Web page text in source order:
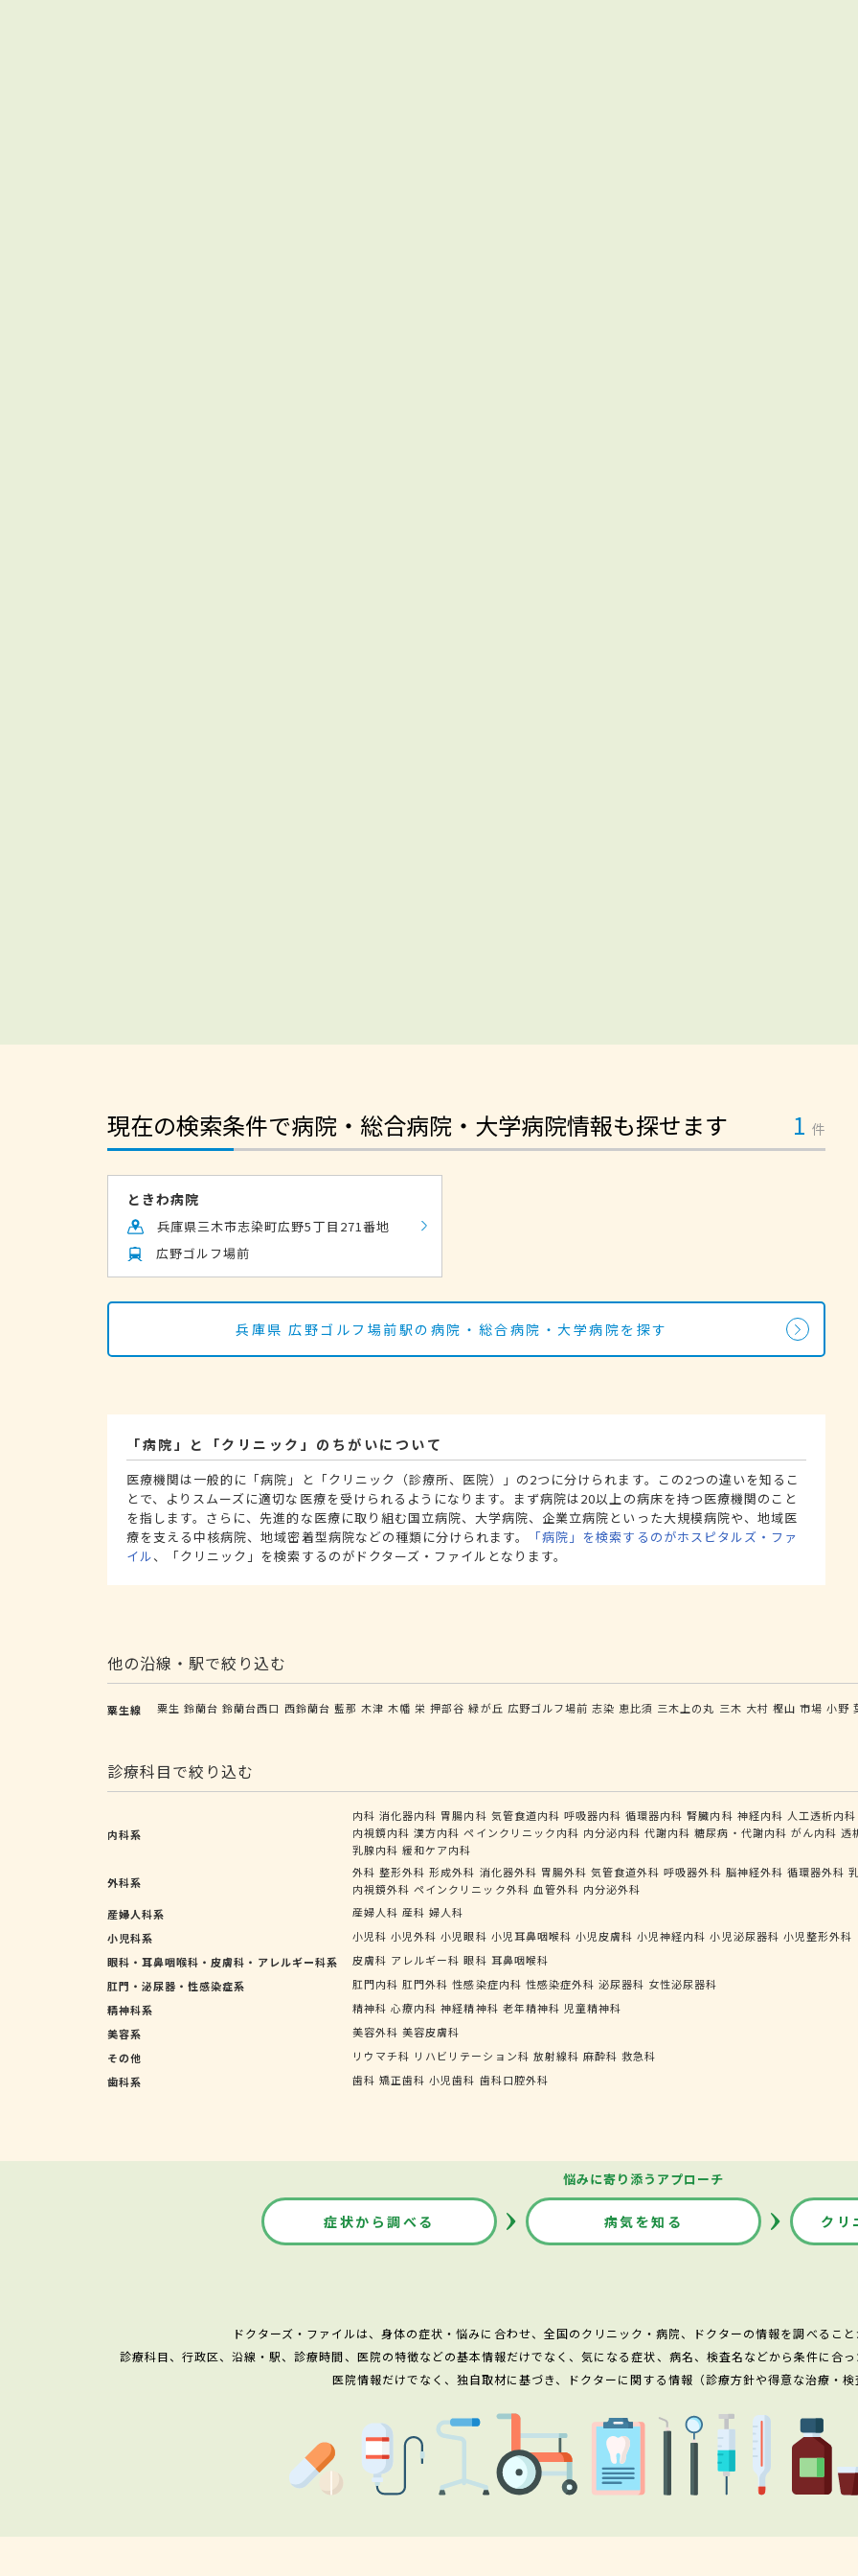
現在の検索条件で病院・総合病院・大学病院情報も探せます 1 件
ときわ病院
兵庫県三木市志染町広野5丁目271番地
広野ゴルフ場前
兵庫県 広野ゴルフ場前駅の病院・総合病院・大学病院を探す
「病院」と「クリニック」のちがいについて
医療機関は一般的に「病院」と「クリニック（診療所、医院）」の2つに分けられます。この2つの違いを知るこ
とで、よりスムーズに適切な医療を受けられるようになります。まず病院は20以上の病床を持つ医療機関のこと
を指します。さらに、先進的な医療に取り組む国立病院、大学病院、企業立病院といった大規模病院や、地域医
療を支える中核病院、地域密着型病院などの種類に分けられます。
「病院」を検索するのがホスピタルズ・ファ
イル、「クリニック」を検索するのがドクターズ・ファイルとなります。
他の沿線・駅で絞り込む
粟生線 粟生 鈴蘭台 鈴蘭台西口 西鈴蘭台 藍那 木津 木幡 栄 押部谷 緑が丘 広野ゴルフ場前 志染 恵比須 三木上の丸 三木 大村 樫山 市場 小野
診療科目で絞り込む
内科系
内科 消化器内科 胃腸内科 気管食道内科 呼吸器内科 循環器内科 腎臓内科 神経内科 人工透析内科
内視鏡内科 漢方内科 ペインクリニック内科 内分泌内科 代謝内科 糖尿病・代謝内科 がん内科 透
乳腺内科 緩和ケア内科
外科系
外科 整形外科 形成外科 消化器外科 胃腸外科 気管食道外科 呼吸器外科 脳神経外科 循環器外科
内視鏡外科 ペインクリニック外科 血管外科 内分泌外科
産婦人科系
産婦人科 産科 婦人科
小児科系
小児科 小児外科 小児眼科 小児耳鼻咽喉科 小児皮膚科 小児神経内科 小児泌尿器科 小児整形外科
眼科・耳鼻咽喉科・皮膚科・アレルギー科系
皮膚科 アレルギー科 眼科 耳鼻咽喉科
肛門・泌尿器・性感染症系
肛門内科 肛門外科 性感染症内科 性感染症外科 泌尿器科 女性泌尿器科
精神科系
精神科 心療内科 神経精神科 老年精神科 児童精神科
美容系
美容外科 美容皮膚科
その他
リウマチ科 リハビリテーション科 放射線科 麻酔科 救急科
歯科系
歯科 矯正歯科 小児歯科 歯科口腔外科
悩みに寄り添うアプローチ
症状から調べる 病気を知る クリ
ドクターズ・ファイルは、身体の症状・悩みに合わせ、全国のクリニック・病院、ドクターの情報を調べるこ
診療科目、行政区、沿線・駅、診療時間、医院の特徴などの基本情報だけでなく、気になる症状、病名、検査名などから条件に合
医院情報だけでなく、独自取材に基づき、ドクターに関する情報（診療方針や得意な治療・